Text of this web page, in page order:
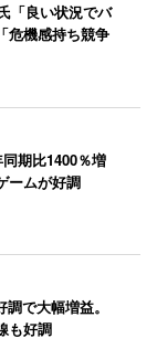
「良い状況でバ
危機感持ち競争
期比1400％増
ームが好調
で大幅増益。
も好調